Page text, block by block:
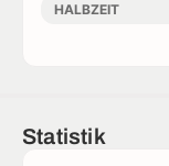
HALBZEIT
Statistik